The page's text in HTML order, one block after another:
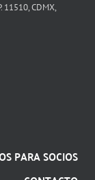
11510, CDMX,
PARA SOCIOS